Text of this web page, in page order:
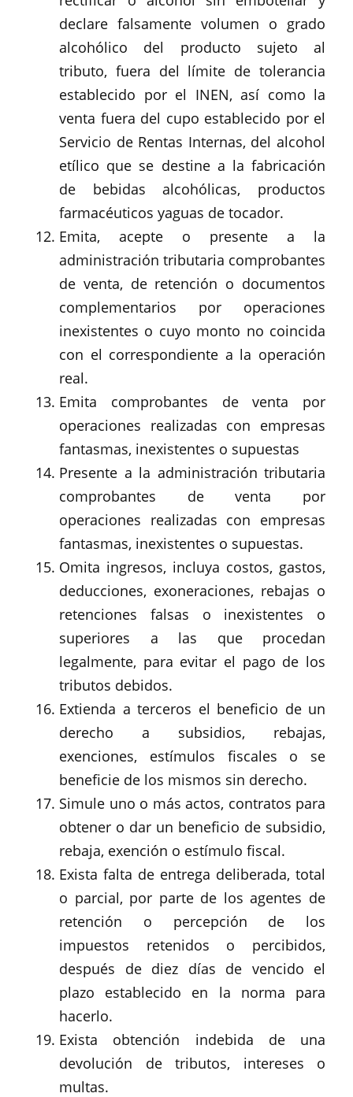
declare falsamente volumen o grado
alcohólico del producto sujeto al
tributo, fuera del límite de tolerancia
establecido por el INEN, así como la
venta fuera del cupo establecido por el
Servicio de Rentas Internas, del alcohol
etílico que se destine a la fabricación
de bebidas alcohólicas, productos
farmacéuticos yaguas de tocador.
Emita, acepte o presente a la
administración tributaria comprobantes
de venta, de retención o documentos
complementarios por operaciones
inexistentes o cuyo monto no coincida
con el correspondiente a la operación
real.
Emita comprobantes de venta por
operaciones realizadas con empresas
fantasmas, inexistentes o supuestas
Presente a la administración tributaria
comprobantes de venta por
operaciones realizadas con empresas
fantasmas, inexistentes o supuestas.
Omita ingresos, incluya costos, gastos,
deducciones, exoneraciones, rebajas o
retenciones falsas o inexistentes o
superiores a las que procedan
legalmente, para evitar el pago de los
tributos debidos.
Extienda a terceros el beneficio de un
derecho a subsidios, rebajas,
exenciones, estímulos fiscales o se
beneficie de los mismos sin derecho.
Simule uno o más actos, contratos para
obtener o dar un beneficio de subsidio,
rebaja, exención o estímulo fiscal.
Exista falta de entrega deliberada, total
o parcial, por parte de los agentes de
retención o percepción de los
impuestos retenidos o percibidos,
después de diez días de vencido el
plazo establecido en la norma para
hacerlo.
Exista obtención indebida de una
devolución de tributos, intereses o
multas.